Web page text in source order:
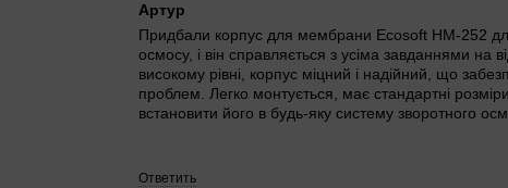
Артур
Придбали корпус для мембрани Ecosoft HM-252
осмосу, і він справляється з усіма завданнями на
високому рівні, корпус міцний і надійний, що
проблем. Легко монтується, має стандартні
встановити його в будь-яку систему зворотного
Ответить